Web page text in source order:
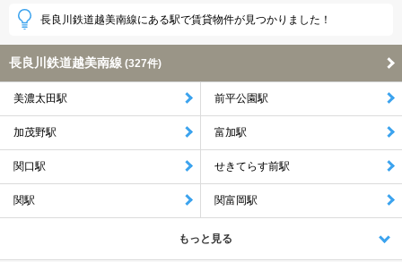
長良川鉄道越美南線にある駅で賃貸物件が見つかりました！
長良川鉄道越美南線 (327件)
美濃太田駅 前平公園駅
加茂野駅 富加駅
関口駅 せきてらす前駅
関駅 関富岡駅
もっと見る